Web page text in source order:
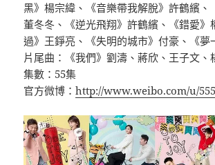
黑》楊宗緯、《音樂帶我解脫》許鶴繽、
董冬冬、《逆光飛翔》許鶴繽、《錯愛》
過》王錚亮、《失明的城市》付豪、《夢
片尾曲：《我們》劉濤、蔣欣、王子文、
集數：55集
官方微博：http://www.weibo.com/u/